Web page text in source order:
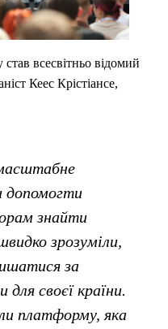
всесвітньо відомий
Кеес Крістіансе,
допомогти
знайти
зрозуміли,
за
своєї країни.
платформу, яка